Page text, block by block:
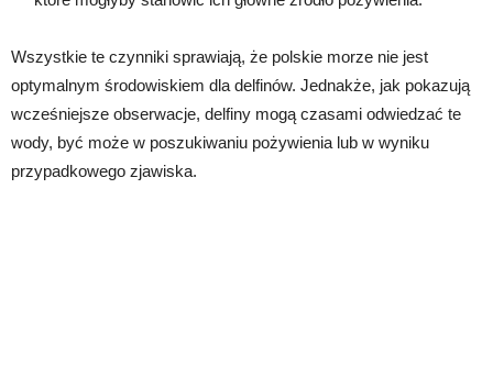
Wszystkie te czynniki sprawiają, że polskie morze nie jest
optymalnym środowiskiem dla delfinów. Jednakże, jak pokazują
wcześniejsze obserwacje, delfiny mogą czasami odwiedzać te
wody, być może w poszukiwaniu pożywienia lub w wyniku
przypadkowego zjawiska.